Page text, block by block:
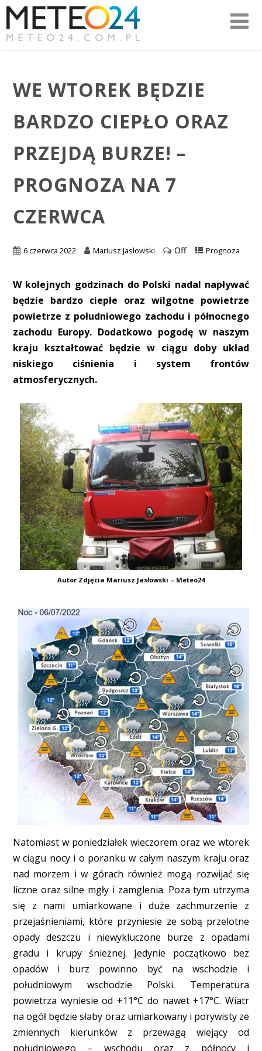
WE WTOREK BĘDZIE
BARDZO CIEPŁO ORAZ
PRZEJDĄ BURZE! –
PROGNOZA NA 7
CZERWCA
6 czerwca 2022 Mariusz Jasłowski Off Prognoza
W kolejnych godzinach do Polski nadal napływać
będzie bardzo ciepłe oraz wilgotne powietrze
powietrze z południowego zachodu i północnego
zachodu Europy. Dodatkowo pogodę w naszym
kraju kształtować będzie w ciągu doby układ
niskiego ciśnienia i system frontów
atmosferycznych.
Autor Zdjęcia Mariusz Jasłowski – Meteo24
Natomiast w poniedziałek wieczorem oraz we wtorek
w ciągu nocy i o poranku w całym naszym kraju oraz
nad morzem i w górach również mogą rozwijać się
liczne oraz silne mgły i zamglenia. Poza tym utrzyma
się z nami umiarkowane i duże zachmurzenie z
przejaśnieniami, które przyniesie ze sobą przelotne
opady deszczu i niewykluczone burze z opadami
gradu i krupy śnieżnej. Jedynie początkowo bez
opadów i burz powinno być na wschodzie i
południowym wschodzie Polski. Temperatura
powietrza wyniesie od +11°C do nawet +17°C. Wiatr
na ogół będzie słaby oraz umiarkowany i porywisty ze
zmiennych kierunków z przewagą wiejący od
południowego – wschodu oraz z północy i